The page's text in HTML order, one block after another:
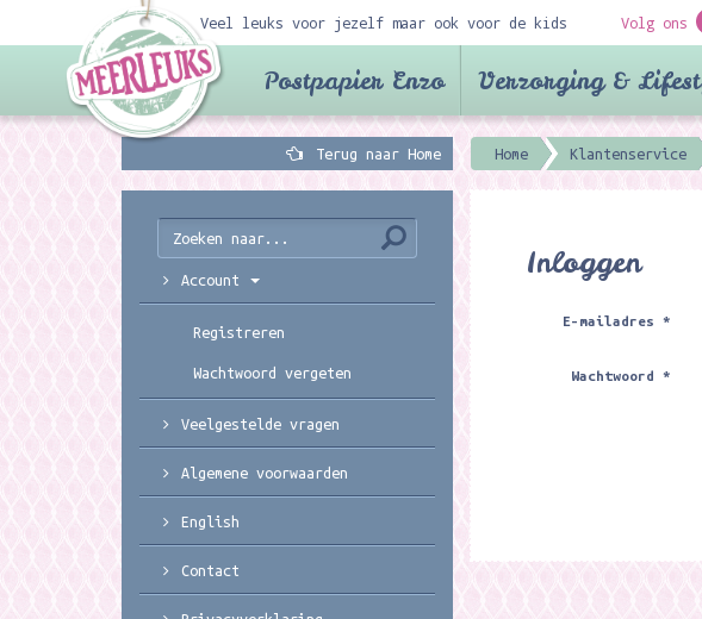
Veel leuks voor jezelf maar ook voor de kids Volg ons
Postpapier Enzo Verzorging &
Terug naar Home Home Klantenservice
Inloggen
E-mailadres*
Wachtwoord*
Account
Registreren
Wachtwoord vergeten
Veelgestelde vragen
Algemene voorwaarden
English
Contact